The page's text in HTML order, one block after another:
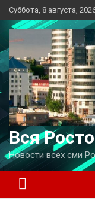
Перейти
к
содержимому
Суббота, 8 августа,
Вся
Новости всех сми